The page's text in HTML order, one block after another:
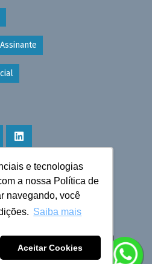
e tecnologias
a nossa Política de
navegando, você
Saiba mais
Aceitar Cookies
© 2025 Cruzeiro do Sul